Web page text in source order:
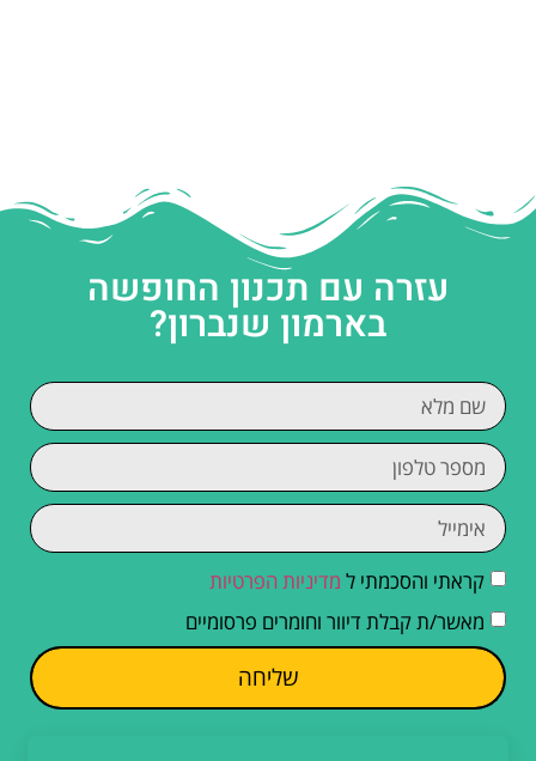
עזרה עם תכנון החופשה
בארמון שנברון?
קראתי והסכמתי ל מדיניות הפרטיות
מאשר/ת קבלת דיוור וחומרים פרסומיים
שליחה